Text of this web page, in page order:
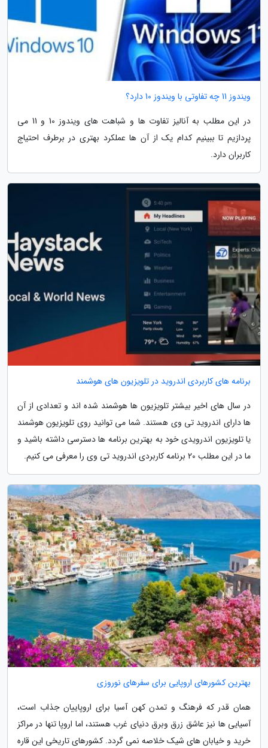
ویندوز 11 چه تفاوتی با ویندوز 10 دارد؟
در این مطلب به آنالیز تفاوت ها و شباهت های ویندوز 10 و 11 می
پردازیم تا ببینیم کدام یک از آن ها عملکرد بهتری در برطرف احتیاج
کاربران دارد.
برنامه های کاربردی اندروید در تلویزیون های هوشمند
در سال های اخیر بیشتر تلویزیون ها هوشمند شده اند و تعدادی از آن
ها دارای اندروید تی وی هستند. شما می توانید روی تلویزیون هوشمند
یا تلویزیون اندرویدی خود به بهترین برنامه ها دسترسی داشته باشید و
ما در این مطلب 20 برنامه کاربردی اندروید تی وی را معرفی می کنیم.
بهترین کشورهای اروپایی برای سفرهای نوروزی
همان قدر که فرهنگ و تمدن کهن آسیا برای اروپاییان جذاب است،
آسیایی ها نیز عاشق زرق وبرق دنیای غرب هستند، اما اروپا تنها در مراکز
خرید و خیابان های شیک خلاصه نمی گردد. کشورهای تاریخی این قاره